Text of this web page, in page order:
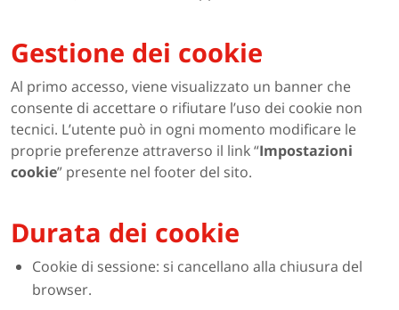
Gestione dei cookie
Al primo accesso, viene visualizzato un banner che
consente di accettare o rifiutare l’uso dei cookie non
tecnici. L’utente può in ogni momento modificare le
proprie preferenze attraverso il link “Impostazioni
cookie” presente nel footer del sito.
Durata dei cookie
Cookie di sessione: si cancellano alla chiusura del
browser.